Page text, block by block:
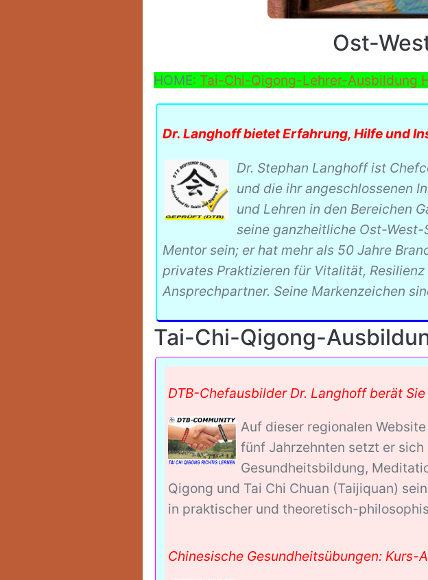
Ost-
HOME: Tai-Chi-Qigong-Lehrer-Ausbildung
Dr. Langhoff bietet Erfahrung, Hilfe und
Dr. Stephan Langhoff ist
und die ihr angeschlossenen
und Lehren in den Bereichen
seine ganzheitliche Ost-West-
Mentor sein; er hat mehr als 50 Jahre
privates Praktizieren für Vitalität,
Ansprechpartner. Seine Markenzeichen
Tai-Chi-Qigong-
DTB-Chefausbilder Dr. Langhoff berät
Auf dieser regionalen
fünf Jahrzehnten setzt er
Gesundheitsbildung,
Qigong und Tai Chi Chuan (Taijiquan)
in praktischer und theoretisch-
Chinesische Gesundheitsübungen: Kurs-